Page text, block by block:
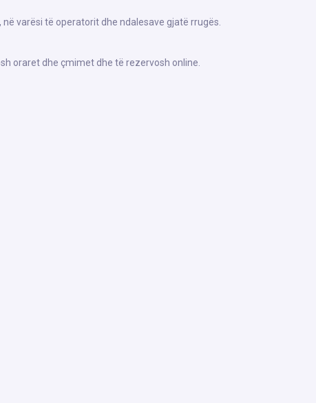
varësi të operatorit dhe ndalesave gjatë rrugës.
oraret dhe çmimet dhe të rezervosh online.